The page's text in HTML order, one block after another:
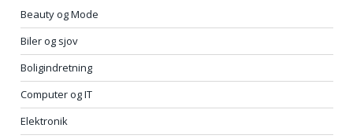
Beauty og Mode
Biler og sjov
Boligindretning
Computer og IT
Elektronik